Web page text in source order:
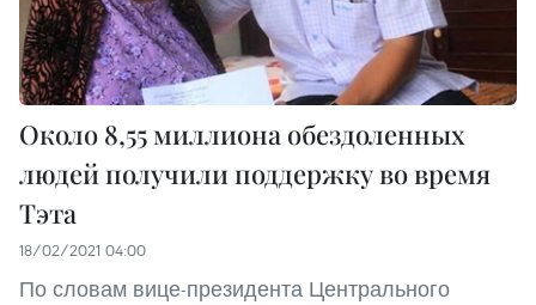
Около 8,55 миллиона обездоленных
людей получили поддержку во время
Тэта
18/02/2021 04:00
По словам вице-президента Центрального